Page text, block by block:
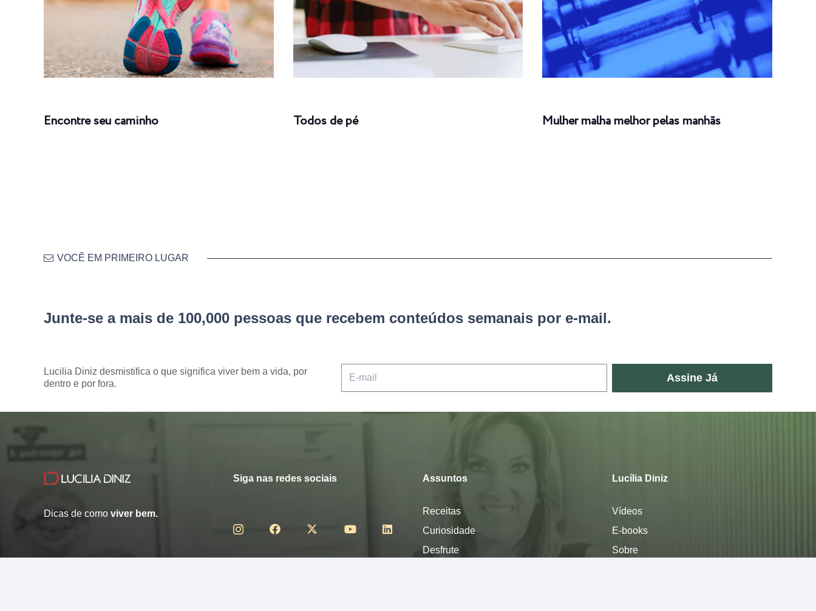
Encontre seu caminho Todos de pé Mulher malha melhor pelas manhãs
VOCÊ EM PRIMEIRO LUGAR
Junte-se a mais de 100,000 pessoas que recebem conteúdos semanais por e-mail.
Lucilia Diniz desmistifica o que significa viver bem a vida, por
dentro e por fora.
Assine Já
Dicas de como viver bem.
Siga nas redes sociais Assuntos
Receitas
Curiosidade
Desfrute
Lucília Diniz
Vídeos
E-books
Sobre